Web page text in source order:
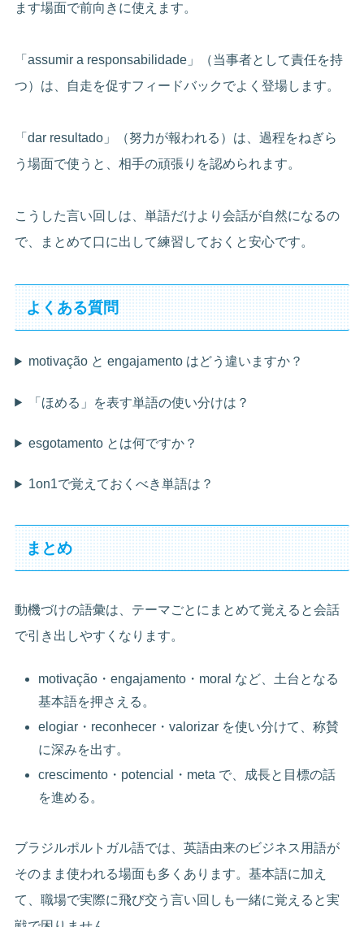
ます場面で前向きに使えます。
「assumir a responsabilidade」（当事者として責任を持
つ）は、自走を促すフィードバックでよく登場します。
「dar resultado」（努力が報われる）は、過程をねぎら
う場面で使うと、相手の頑張りを認められます。
こうした言い回しは、単語だけより会話が自然になるの
で、まとめて口に出して練習しておくと安心です。
よくある質問
motivação と engajamento はどう違いますか？
「ほめる」を表す単語の使い分けは？
esgotamento とは何ですか？
1on1で覚えておくべき単語は？
まとめ
動機づけの語彙は、テーマごとにまとめて覚えると会話
で引き出しやすくなります。
motivação・engajamento・moral など、土台となる
基本語を押さえる。
elogiar・reconhecer・valorizar を使い分けて、称賛
に深みを出す。
crescimento・potencial・meta で、成長と目標の話
を進める。
ブラジルポルトガル語では、英語由来のビジネス用語が
そのまま使われる場面も多くあります。基本語に加え
て、職場で実際に飛び交う言い回しも一緒に覚えると実